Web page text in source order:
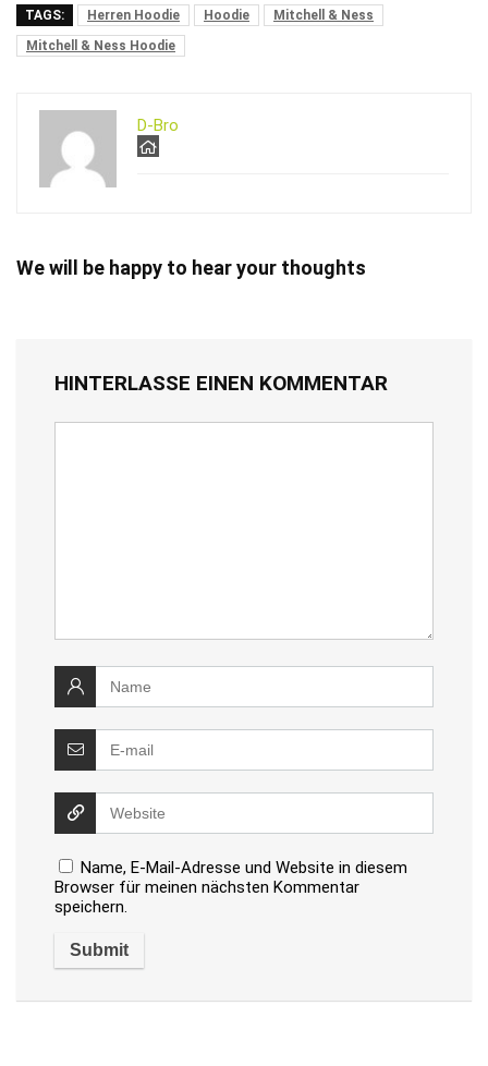
TAGS: Herren Hoodie Hoodie
Mitchell & Ness
Mitchell & Ness Hoodie
D-Bro
We will be happy to hear your thoughts
HINTERLASSE EINEN KOMMENTAR
Name, E-Mail-Adresse und Website in diesem
Browser für meinen nächsten Kommentar
speichern.